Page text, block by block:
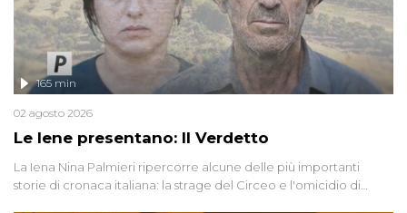
Le Iene presentano: Il Verdetto
165 min
02 agosto 2026
La Iena Nina Palmieri ripercorre alcune delle più importanti
storie di cronaca italiana: la strage del Circeo e l'omicidio di